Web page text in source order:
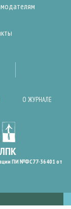
О ЖУРНАЛЕ
ПИ №ФС77-36401 от